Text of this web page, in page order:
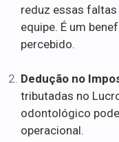
reduz essas
equipe. É um
percebido.
Dedução no
tributadas no
odontológico
operacional.